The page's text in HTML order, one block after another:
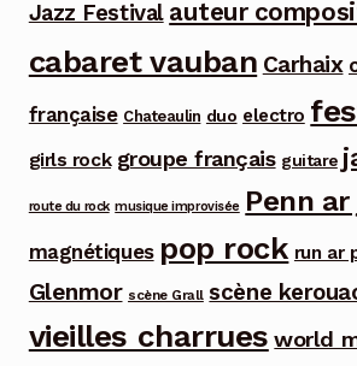
Jazz Festival auteur
cabaret vauban Carhaix
française Chateaulin duo electro
girls rock groupe français guitare
route du rock musique improvisée Penn ar
magnétiques pop rock run ar
Glenmor scène Grall scène
vieilles charrues world